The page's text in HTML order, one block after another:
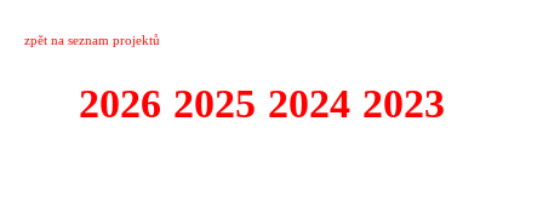
zpět na seznam projektů
2026 2025 2024 2023